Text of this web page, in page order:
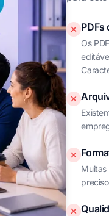
PDFs
Os
Muitas